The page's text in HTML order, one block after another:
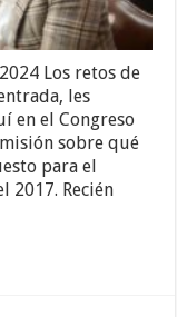
Los retos de
les
en el Congreso
sobre qué
para el
2017. Recién